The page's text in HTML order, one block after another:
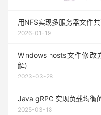
用NFS实现多服务器文件
2026-01-19
Windows hosts文件修改
解）
2023-03-28
Java gRPC 实现负载均衡
2025-03-18